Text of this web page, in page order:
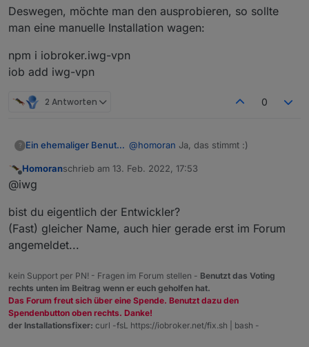
sein.
Auf dem offiziellen ioBroker Weg gibt es dazu noch
und ganz ehrlich: bei einem solch
sicherheitsrelevanten Thema möchte ich nicht der
erste sein, der das testet
BTW Ich habe den Thtread hierher verschoben - mit
Deswegen, möchte man den ausprobieren, so sollte
man eine manuelle Installation wagen:
npm i iobroker.iwg-vpn
iob add iwg-vpn
2 Antworten 0
? Ein ehemaliger Benutzer @homoran Ja, das stimmt :)
Deswegen, möchte man den
iob add iwg-vpn
Offline
Homoranschrieb am 13. Feb. 2022, 17:53
zuletzt editiert von
@iwg
bist du eigentlich der Entwickler?
(Fast) gleicher Name, auch hier gerade erst im Forum
angemeldet...
kein Support per PN! - Fragen im Forum stellen - Benutzt das Voting
rechts unten im Beitrag wenn er euch geholfen hat.
Das Forum freut sich über eine Spende. Benutzt dazu den
Spendenbutton oben rechts. Danke!
der Installationsfixer: curl -fsL https://iobroker.net/fix.sh | bash -